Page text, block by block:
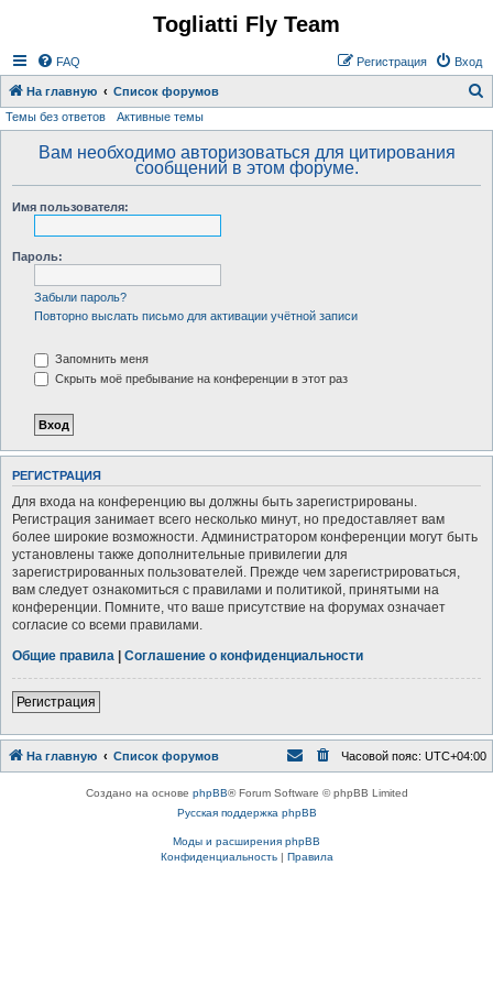
Togliatti Fly Team
FAQ Вход
Регистрация
На главную Список форумов
Темы без ответов Активные темы
Вам необходимо авторизоваться для цитирования
сообщений в этом форуме.
Имя пользователя:
Пароль:
Забыли пароль?
Повторно выслать письмо для активации учётной записи
Запомнить меня
Скрыть моё пребывание на конференции в этот раз
РЕГИСТРАЦИЯ
Для входа на конференцию вы должны быть зарегистрированы.
Регистрация занимает всего несколько минут, но предоставляет вам
более широкие возможности. Администратором конференции могут быть
установлены также дополнительные привилегии для
зарегистрированных пользователей. Прежде чем зарегистрироваться,
вам следует ознакомиться с правилами и политикой, принятыми на
конференции. Помните, что ваше присутствие на форумах означает
согласие со всеми правилами.
Общие правила | Соглашение о конфиденциальности
Регистрация
На главную Список форумов Часовой пояс: UTC+04:00
Создано на основе phpBB® Forum Software © phpBB Limited
Русская поддержка phpBB
Моды и расширения phpBB
Конфиденциальность| Правила